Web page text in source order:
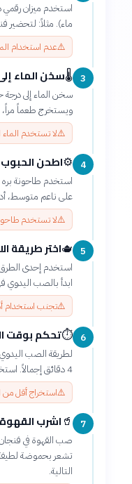
ماء). مثلاً: لتحضير فنجان بـ 200 ملل ماء، احتج
⚠️عدم استخدام
3
🌡️سخن الماء
ويستخرج طعماً مراً،
⚠️لا تستخدم الماء
4
⚙️اطحن
على ناعم متوسط،
⚠️لا تستخدم
5
🫖اختر طريقة
ابدأ بالصب اليدوي
⚠️تجنب استخدام
6
⏱️تحكم بوقت
4 دقائق إجمالاً. استخدم مؤقتاً لضمان الدقة. الوقت الصحيح ضروري لاستخراج النكهات المثالية.
⚠️استخراج أقل من
7
🥤 اشرب
تشعر بحموضة
التالية.